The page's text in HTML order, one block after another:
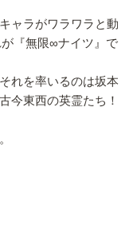
ャラがワラワラと動
『無限∞ナイツ』で
れを率いるのは坂本
今東西の英霊たち！